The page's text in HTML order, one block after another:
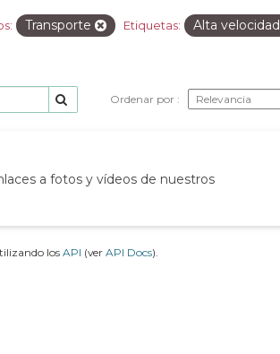
Transporte Etiquetas:
Alta velocidad
Ordenar por
a fotos y vídeos de nuestros
los API (ver API Docs).